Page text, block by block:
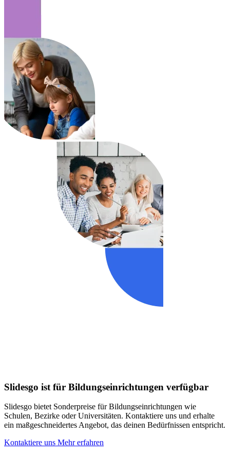
Slidesgo ist für Bildungseinrichtungen verfügbar
Slidesgo bietet Sonderpreise für Bildungseinrichtungen wie
Schulen, Bezirke oder Universitäten. Kontaktiere uns und erhalte
ein maßgeschneidertes Angebot, das deinen Bedürfnissen entspricht.
Kontaktiere uns Mehr erfahren